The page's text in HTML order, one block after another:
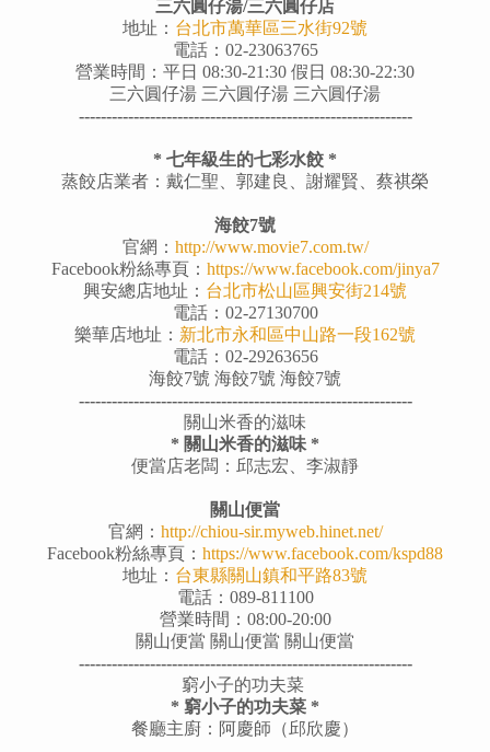
三六圓仔湯/三六圓仔店
地址： 台北市萬華區三水街92號
電話：02-23063765
營業時間：平日 08:30-21:30 假日 08:30-22:30
三六圓仔湯 三六圓仔湯 三六圓仔湯
-------------------------------------------------------------
* 七年級生的七彩水餃 *
蒸餃店業者：戴仁聖、郭建良、謝耀賢、蔡祺榮
海餃7號
官網： http://www.movie7.com.tw/
Facebook粉絲專頁： https://www.facebook.com/jinya7
興安總店地址： 台北市松山區興安街214號
電話：02-27130700
樂華店地址： 新北市永和區中山路一段162號
電話：02-29263656
海餃7號 海餃7號 海餃7號
-------------------------------------------------------------
關山米香的滋味
* 關山米香的滋味 *
便當店老闆：邱志宏、李淑靜
關山便當
官網： http://chiou-sir.myweb.hinet.net/
Facebook粉絲專頁： https://www.facebook.com/kspd88
地址： 台東縣關山鎮和平路83號
電話：089-811100
營業時間：08:00-20:00
關山便當 關山便當 關山便當
-------------------------------------------------------------
窮小子的功夫菜
* 窮小子的功夫菜 *
餐廳主廚：阿慶師（邱欣慶）